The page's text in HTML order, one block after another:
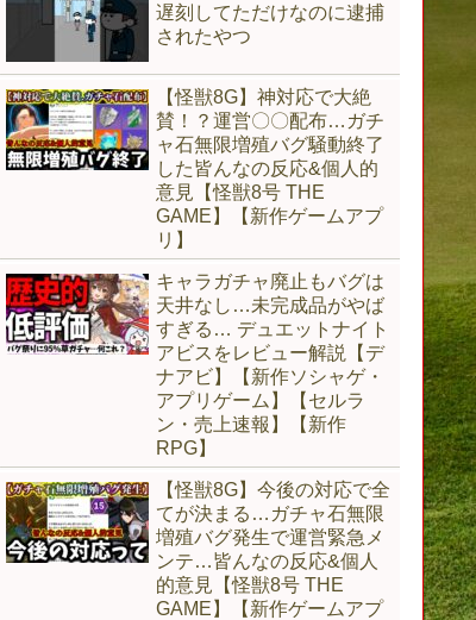
遅刻してただけなのに逮捕
されたやつ
【怪獣8G】神対応で大絶
賛！？運営〇〇配布…ガチ
ャ石無限増殖バグ騒動終了
した皆んなの反応&個人的
意見【怪獣8号 THE
GAME】【新作ゲームアプ
リ】
キャラガチャ廃止もバグは
天井なし…未完成品がやば
すぎる… デュエットナイト
アビスをレビュー解説【デ
ナアビ】【新作ソシャゲ・
アプリゲーム】【セルラ
ン・売上速報】【新作
RPG】
【怪獣8G】今後の対応で全
てが決まる…ガチャ石無限
増殖バグ発生で運営緊急メ
ンテ…皆んなの反応&個人
的意見【怪獣8号 THE
GAME】【新作ゲームアプ